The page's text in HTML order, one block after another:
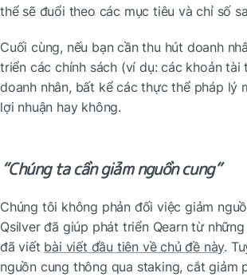
thể sẽ đuổi theo các mục tiêu và chỉ số
Cuối cùng, nếu bạn cần thu hút doanh
triển các chính sách (ví dụ: các khoản tài
doanh nhân, bất kể các thực thể pháp lý
lợi nhuận hay không.
“Chúng ta cần giảm nguồn cung”
Chúng tôi không phản đối việc giảm
Qsilver đã giúp phát triển Qearn từ
đã viết bài viết đầu tiên về chủ đề này.
nguồn cung thông qua staking, cắt giảm